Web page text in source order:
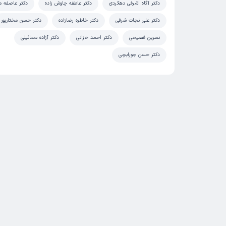
دکتر آگاه اشرفی دهکردی دکتر عاطفه چاوش زاده دکتر عاصفه
دکتر علی نجات شرفی دکتر خاطره رضازاده دکتر حسن مختارپور
نسرین فصیحی دکتر احمد خزانی دکتر آزاده سمائیلی
دکتر حسن جورابچی